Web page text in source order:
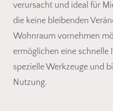
verursacht und ideal für
die keine bleibenden
Wohnraum vornehmen
ermöglichen eine schnelle
spezielle Werkzeuge und
Nutzung.